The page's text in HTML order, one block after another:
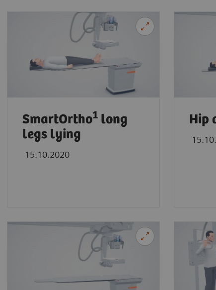
SmartOrtho1 long
legs lying
15.10.2020
Hip